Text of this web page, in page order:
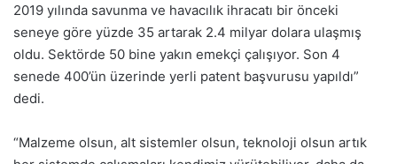
2019 yılında savunma ve havacılık ihracatı bir önceki
seneye göre yüzde 35 artarak 2.4 milyar dolara ulaşmış
oldu. Sektörde 50 bine yakın emekçi çalışıyor. Son 4
senede 400’ün üzerinde yerli patent başvurusu yapıldı”
dedi.
“Malzeme olsun, alt sistemler olsun, teknoloji olsun artık